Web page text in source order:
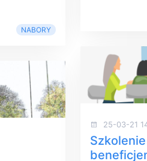
NABORY
25-03-21